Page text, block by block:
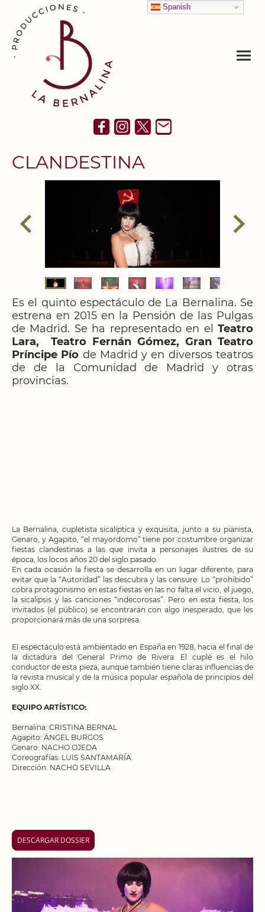
CLANDESTINA
Es el quinto espectáculo de La Bernalina. Se
estrena en 2015 en la Pensión de las Pulgas
de Madrid. Se ha representado en el Teatro
Lara, Teatro Fernán Gómez, Gran Teatro
Príncipe Pío de Madrid y en diversos teatros
de de la Comunidad de Madrid y otras
provincias.
La Bernalina, cupletista sicalíptica y exquisita, junto a su pianista,
Genaro, y Agapito, “el mayordomo” tiene por costumbre organizar
fiestas clandestinas a las que invita a personajes ilustres de su
época, los locos años 20 del siglo pasado.
En cada ocasión la fiesta se desarrolla en un lugar diferente, para
evitar que la “Autoridad” las descubra y las censure. Lo “prohibido”
cobra protagonismo en estas fiestas en las no falta el vicio, el juego,
la sicalipsis y las canciones “indecorosas”. Pero en esta fiesta, los
invitados (el público) se encontrarán con algo inesperado, que les
proporcionará más de una sorpresa.
El espectáculo está ambientado en España en 1928, hacia el final de
la dictadura del General Primo de Rivera. El cuplé es el hilo
conductor de esta pieza, aunque también tiene claras influencias de
la revista musical y de la música popular española de principios del
siglo XX.
EQUIPO ARTÍSTICO:
Bernalina: CRISTINA BERNAL
Agapito: ÁNGEL BURGOS
Genaro: NACHO OJEDA
Coreografías: LUIS SANTAMARÍA
Dirección: NACHO SEVILLA
DESCARGAR DOSSIER
Spanish